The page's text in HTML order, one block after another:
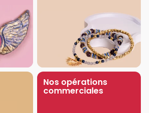
Nos opérations
commerciales